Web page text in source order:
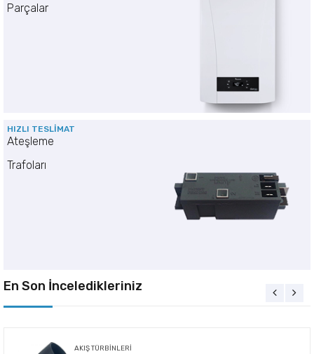
Parçalar
HIZLI TESLİMAT
Ateşleme
Trafoları
En Son İnceledikleriniz
AKIŞ TÜRBINLERI